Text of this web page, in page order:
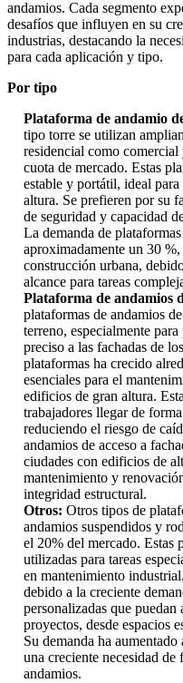
andamios. Cada segmento
desafíos que influyen en su
industrias, destacando la
para cada aplicación y tipo.
Por tipo
Plataforma de andamio
tipo torre se utilizan
residencial como
cuota de mercado. Estas
estable y portátil, ideal
altura. Se prefieren por su
de seguridad y capacidad
La demanda de
aproximadamente un 30
construcción urbana,
alcance para tareas
Plataforma de andamios
plataformas de andamios
terreno, especialmente
preciso a las fachadas de
plataformas ha crecido
esenciales para el
edificios de gran altura.
trabajadores llegar de
reduciendo el riesgo de
andamios de acceso a
ciudades con edificios de
mantenimiento y
integridad estructural.
Otros: Otros tipos de
andamios suspendidos y
el 20% del mercado. Estas
utilizadas para tareas
en mantenimiento
debido a la creciente
personalizadas que puedan
proyectos, desde espacios
Su demanda ha
una creciente necesidad
andamios.